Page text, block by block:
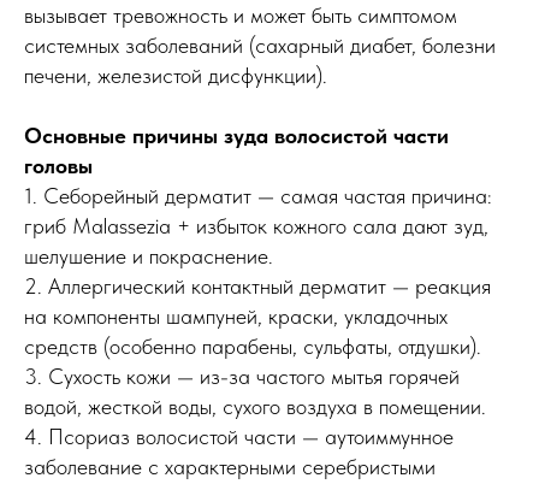
вызывает тревожность и может быть симптомом
системных заболеваний (сахарный диабет, болезни
печени, железистой дисфункции).
Основные причины зуда волосистой части
головы
1. Себорейный дерматит — самая частая причина:
гриб Malassezia + избыток кожного сала дают зуд,
шелушение и покраснение.
2. Аллергический контактный дерматит — реакция
на компоненты шампуней, краски, укладочных
средств (особенно парабены, сульфаты, отдушки).
3. Сухость кожи — из-за частого мытья горячей
водой, жесткой воды, сухого воздуха в помещении.
4. Псориаз волосистой части — аутоиммунное
заболевание с характерными серебристыми